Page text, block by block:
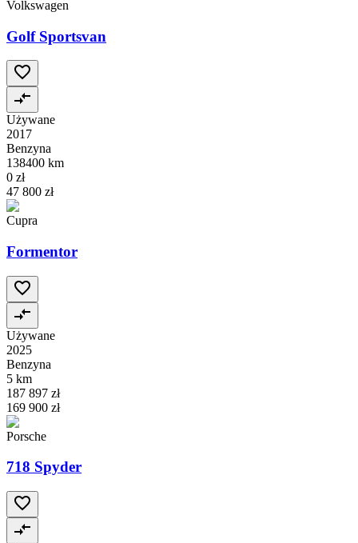
Volkswagen
Golf Sportsvan
Używane
2017
Benzyna
138400 km
0 zł
47 800 zł
Cupra
Formentor
Używane
2025
Benzyna
5 km
187 897 zł
169 900 zł
Porsche
718 Spyder